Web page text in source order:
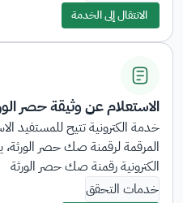
الاستعلام عن وثيقة حصر
خدمة الكترونية
المرقمة لرقمنة صك حصر
الكترونية رقمنة صك حصر الورثة
خدمات التحقق